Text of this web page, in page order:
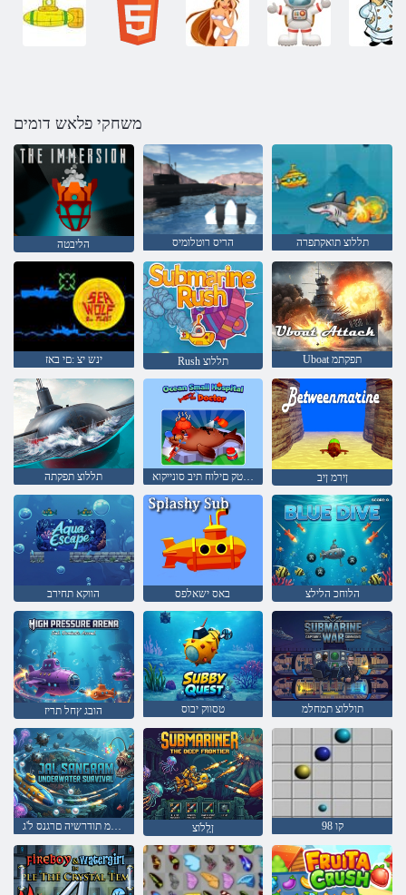
משחקי פלאש דומים
הליבטה הריס רוטלומיס תללוצ תואקתפרה
ינש יצ :םי באז Rush תללוצ Uboat תפקתמ
תללוצ תפקתה אפור - ןטק םילוח תיב סונייקוא ןירמ ןיב
הווקא תחירב באס ישאלפס הלוחכ הלילצ
הובג ץחל תריז טסווק יבוס תוללוצ תמחלמ
םימל תחתמ תודרשיה םרגנס ל'ג ןָלְלֹוצ קו 98